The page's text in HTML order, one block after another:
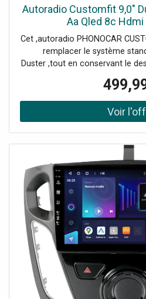
Autoradio Customfit 9,0"
Aa Qled 8c
Cet ,autoradio PHONOCAR
remplacer le système
Duster ,tout en conservant le
d'un ,écran tactile capacitif
pouces, assurant une qualité
Son ,démarrage ultra-rapide
stable garantissent une
une ,connectivité sans fil,
d'Apple CarPlay et d'Android
de câbles. Il ,fonctionne sous
expérience utilisateur moderne
DAB+ ,assure une ,réception
interférences, pour une
stabilité, ce système dispose
interne, offrant un large espace
applications et
caractéristiques permet de
en respectant son esthétique
fonctionnalités avancées